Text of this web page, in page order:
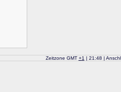
Zeitzone GMT +1 | 21:48 |